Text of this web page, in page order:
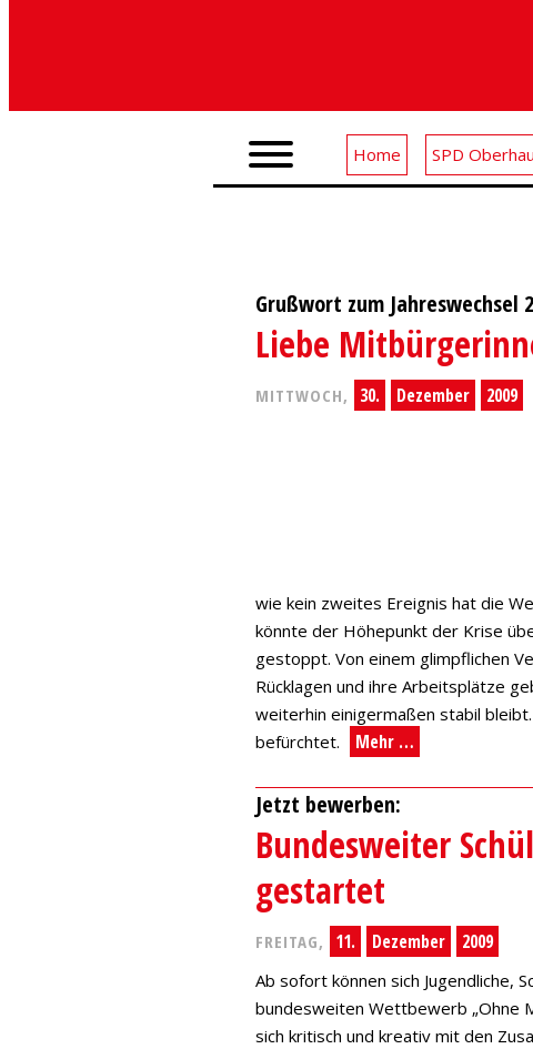
Home SPD
Grußwort zum Jahreswechsel
Liebe
MITTWOCH, 30. Dezember 2009
wie kein zweites Ereignis hat die
könnte der Höhepunkt der Krise
gestoppt. Von einem glimpflichen
Rücklagen und ihre Arbeitsplätze
weiterhin einigermaßen stabil
befürchtet.
Mehr …
Jetzt bewerben:
Bundesweiter
gestartet
FREITAG, 11. Dezember 2009
Ab sofort können sich Jugendliche,
bundesweiten Wettbewerb „Ohne
sich kritisch und kreativ mit den